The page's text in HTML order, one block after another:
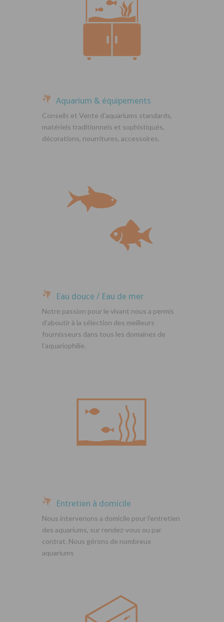
Aquarium & équipements
Conseils et Vente d’aquariums standards,
matériels traditionnels et sophistiqués,
décorations, nourritures, accessoires.
Eau douce / Eau de mer
Notre passion pour le vivant nous a permis
d’aboutir à la sélection des meilleurs
fournisseurs dans tous les domaines de
l’aquariophilie.
Entretien à domicile
Nous intervenons a domicile pour l’entretien
des aquariums, sur rendez-vous ou par
contrat. Nous gérons de nombreux
aquariums